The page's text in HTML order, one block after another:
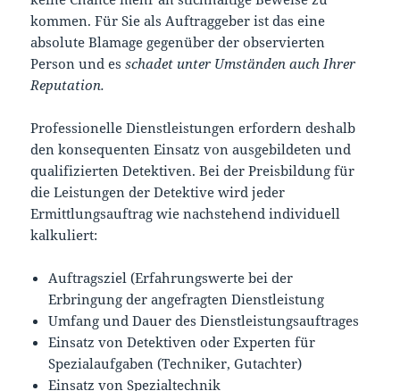
kommen. Für Sie als Auftraggeber ist das eine
absolute Blamage gegenüber der observierten
Person und esschadet unter Umständen auch Ihrer
Reputation.
Professionelle Dienstleistungen erfordern deshalb
den konsequenten Einsatz von ausgebildeten und
qualifizierten Detektiven. Bei der Preisbildung für
die Leistungen der Detektive wird jeder
Ermittlungsauftrag wie nachstehend individuell
kalkuliert:
Auftragsziel (Erfahrungswerte bei der
Erbringung der angefragten Dienstleistung
Umfang und Dauer des Dienstleistungsauftrages
Einsatz von Detektiven oder Experten für
Spezialaufgaben (Techniker, Gutachter)
Einsatz von Spezialtechnik